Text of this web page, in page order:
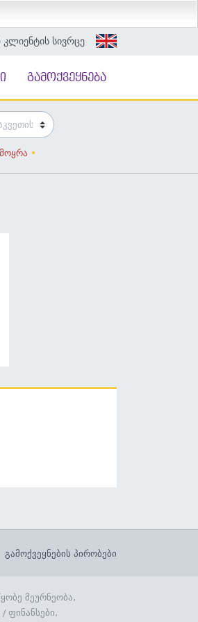
კლიენტის სივრცე
გამოქვეყნება
გამოქვეყნების პირობები
მეურნეობა,
/ ფინანსები,